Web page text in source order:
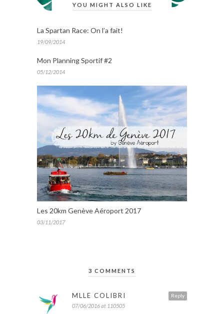
YOU MIGHT ALSO LIKE
La Spartan Race: On l’a fait!
19/09/2014
Mon Planning Sportif #2
05/12/2014
Les 20km Genève Aéroport 2017
03/11/2017
3 COMMENTS
Reply
MLLE COLIBRI
07/06/2016 at 110505